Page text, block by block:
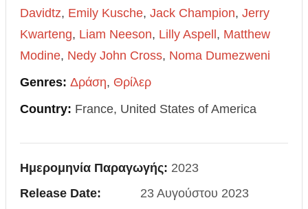
Davidtz, Emily Kusche, Jack Champion, Jerry
Kwarteng, Liam Neeson, Lilly Aspell , Matthew
Modine, Nedy John Cross, Noma Dumezweni
Genres: Δράση, Θρίλερ
Country: France, United States of America
Ημερομηνία Παραγωγής: 2023
Release Date:
23 Αυγούστου 2023